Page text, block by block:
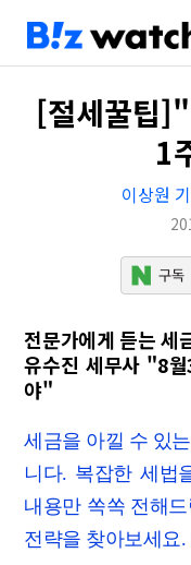
[절세꿀팁
1
이상원
전문가에게 듣는 세
유수진 세무사 "8
야"
세금을 아낄 수 있
니다. 복잡한 세법
내용만 쏙쏙 전해
전략을 찾아보세요